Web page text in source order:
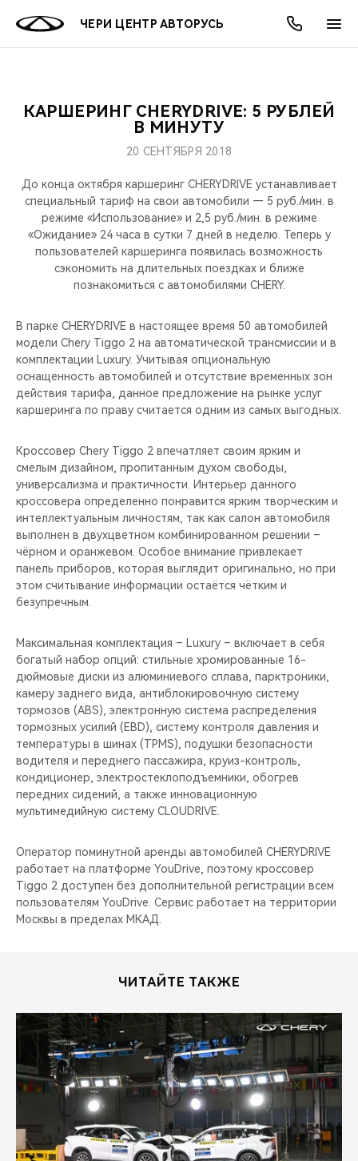
ЧЕРИ ЦЕНТР АВТОРУСЬ
МОДЕЛИ
КРОССОВЕРЫ
СЕДАНЫ
ПОКУПАТЕЛЯМ
КРЕДИТ И СТРАХОВАНИЕ
ВЛАДЕЛЬЦАМ
ЗАПЧАСТИ И АКСЕССУАРЫ
ПОДДЕРЖКА
МИР CHERY
О БРЕНДЕ
CHERY В СОЦСЕТЯХ
БЛАГОТВОРИТЕЛЬНОСТЬ
CHERY REMOTE
CHERY И СПОРТ
ВИДЕООБЗОРЫ
CHERY ДЛЯ ДЕТЕЙ
АКЦИИ
ОНЛАЙН СЕРВИСЫ
КРЕДИТ
О КОМПАНИИ
МЫ В СОЦСЕТЯХ
КАРШЕРИНГ CHERYDRIVE: 5 РУБЛЕЙ
В МИНУТУ
20 СЕНТЯБРЯ 2018
До конца октября каршеринг CHERYDRIVE устанавливает
специальный тариф на свои автомобили — 5 руб./мин. в
режиме «Использование» и 2,5 руб./мин. в режиме
«Ожидание» 24 часа в сутки 7 дней в неделю. Теперь у
пользователей каршеринга появилась возможность
сэкономить на длительных поездках и ближе
познакомиться с автомобилями CHERY.
В парке CHERYDRIVE в настоящее время 50 автомобилей
модели Chery Tiggo 2 на автоматической трансмиссии и в
комплектации Luxury. Учитывая опциональную
оснащенность автомобилей и отсутствие временных зон
действия тарифа, данное предложение на рынке услуг
каршеринга по праву считается одним из самых выгодных.
Кроссовер Chery Tiggo 2 впечатляет своим ярким и
смелым дизайном, пропитанным духом свободы,
универсализма и практичности. Интерьер данного
кроссовера определенно понравится ярким творческим и
интеллектуальным личностям, так как салон автомобиля
выполнен в двухцветном комбинированном решении –
чёрном и оранжевом. Особое внимание привлекает
панель приборов, которая выглядит оригинально, но при
этом считывание информации остаётся чётким и
безупречным.
Максимальная комплектация – Luxury – включает в себя
богатый набор опций: стильные хромированные 16-
дюймовые диски из алюминиевого сплава, парктроники,
камеру заднего вида, антиблокировочную систему
тормозов (ABS), электронную система распределения
тормозных усилий (EBD), cистему контроля давления и
температуры в шинах (TPMS), подушки безопасности
водителя и переднего пассажира, круиз-контроль,
кондиционер, электростеклоподъемники, обогрев
передних сидений, а также инновационную
мультимедийную систему CLOUDRIVE.
Оператор поминутной аренды автомобилей CHERYDRIVE
работает на платформе YouDrive, поэтому кроссовер
Tiggo 2 доступен без дополнительной регистрации всем
пользователям YouDrive. Сервис работает на территории
Москвы в пределах МКАД.
ЧИТАЙТЕ ТАКЖЕ